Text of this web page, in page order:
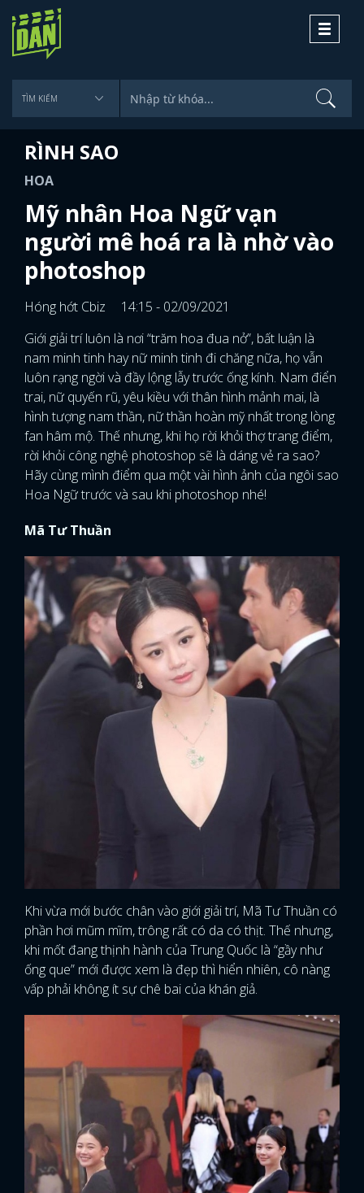
Toggle
RÌNH SAO
HOA
Mỹ nhân Hoa Ngữ vạn
người mê hoá ra là nhờ vào
photoshop
Hóng hớt Cbiz
14:15 - 02/09/2021
Giới giải trí luôn là nơi “trăm hoa đua nở”, bất luận là
nam minh tinh hay nữ minh tinh đi chăng nữa, họ vẫn
luôn rạng ngời và đầy lộng lẫy trước ống kính. Nam điển
trai, nữ quyến rũ, yêu kiều với thân hình mảnh mai, là
hình tượng nam thần, nữ thần hoàn mỹ nhất trong lòng
fan hâm mộ. Thế nhưng, khi họ rời khỏi thợ trang điểm,
rời khỏi công nghệ photoshop sẽ là dáng vẻ ra sao?
Hãy cùng mình điểm qua một vài hình ảnh của ngôi sao
Hoa Ngữ trước và sau khi photoshop nhé!
Mã Tư Thuần
Khi vừa mới bước chân vào giới giải trí, Mã Tư Thuần có
phần hơi mũm mĩm, trông rất có da có thịt. Thế nhưng,
khi mốt đang thịnh hành của Trung Quốc là “gầy như
ống que” mới được xem là đẹp thì hiển nhiên, cô nàng
vấp phải không ít sự chê bai của khán giả.